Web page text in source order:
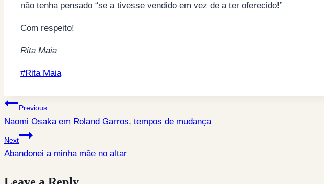
não tenha pensado “se a tivesse vendido em vez de a ter oferecido!”
Com respeito!
Rita Maia
Post
#Rita Maia
Post
navigation
Previous
Naomi Osaka em Roland Garros, tempos de mudança
Next
Abandonei a minha mãe no altar